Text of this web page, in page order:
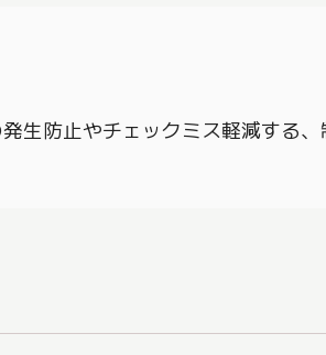
防止やチェックミス軽減する、